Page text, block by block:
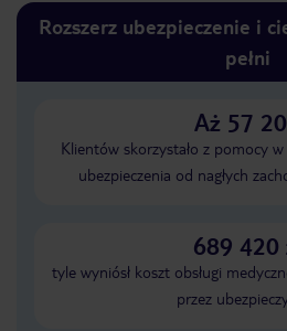
Rozszerz ubezpieczenie i
pełni
Aż 57
Klientów skorzystało z pomocy
ubezpieczenia od nagłych
689 420
tyle wyniósł koszt obsługi
przez